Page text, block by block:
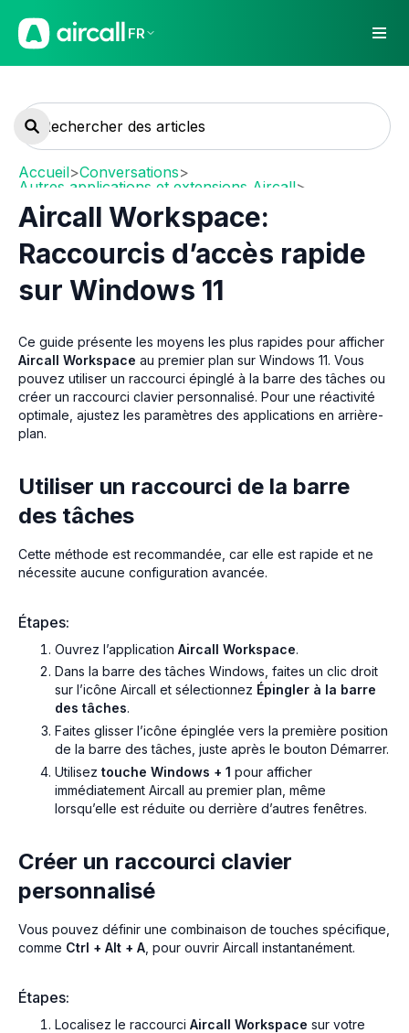
FR
Accueil>Conversations>
Autres applications et extensions Aircall>
Desktop & Web App
Aircall Workspace:
Raccourcis d’accès rapide
sur Windows 11
Ce guide présente les moyens les plus rapides pour afficher
Aircall Workspace au premier plan sur Windows 11. Vous
pouvez utiliser un raccourci épinglé à la barre des tâches ou
créer un raccourci clavier personnalisé. Pour une réactivité
optimale, ajustez les paramètres des applications en arrière-
plan.
Utiliser un raccourci de la barre
des tâches
Cette méthode est recommandée, car elle est rapide et ne
nécessite aucune configuration avancée.
Étapes:
Ouvrez l’application Aircall Workspace.
Dans la barre des tâches Windows, faites un clic droit
sur l’icône Aircall et sélectionnez Épingler à la barre
des tâches.
Faites glisser l’icône épinglée vers la première position
de la barre des tâches, juste après le bouton Démarrer.
Utilisez touche Windows + 1 pour afficher
immédiatement Aircall au premier plan, même
lorsqu’elle est réduite ou derrière d’autres fenêtres.
Créer un raccourci clavier
personnalisé
Vous pouvez définir une combinaison de touches spécifique,
comme Ctrl + Alt + A , pour ouvrir Aircall instantanément.
Étapes:
Localisez le raccourci Aircall Workspace sur votre